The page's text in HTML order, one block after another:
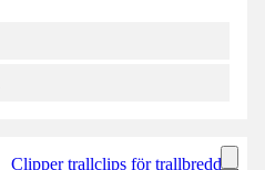
Clipper trallclips för trallbredd